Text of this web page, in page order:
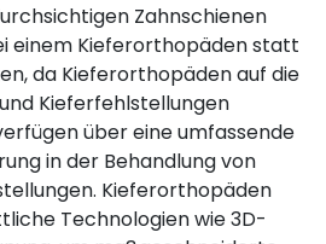
Zahnschienen
einem Kieferorthopäden statt
da Kieferorthopäden auf die
Kieferfehlstellungen
über eine umfassende
in der Behandlung von
Kieferorthopäden
Technologien wie 3D-